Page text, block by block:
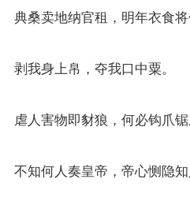
典桑卖地纳官租，明年衣食将
剥我身上帛，夺我口中粟。
虐人害物即豺狼，何必钩爪
不知何人奏皇帝，帝心恻隐知